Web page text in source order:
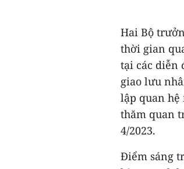
Hai Bộ
thời gian
tại các diễn
giao lưu
lập quan hệ
thăm quan
4/2023.
Điểm sáng